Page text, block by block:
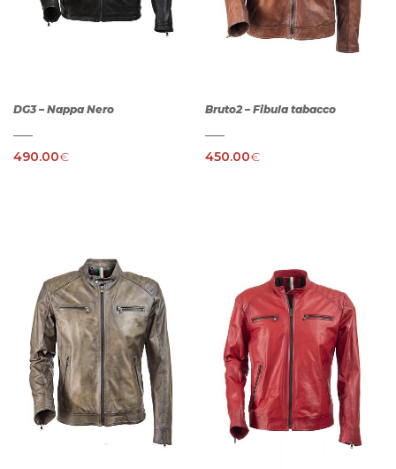
DG3 – Nappa Nero
490.00€
Bruto2 – Fibula tabacco
450.00€